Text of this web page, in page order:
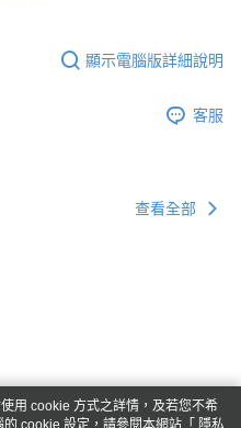
顯示電腦版詳細說明
客服
查看全部
用 cookie 方式之詳情，及若您不希
cookie 設定，請參閱本網站「 隱私